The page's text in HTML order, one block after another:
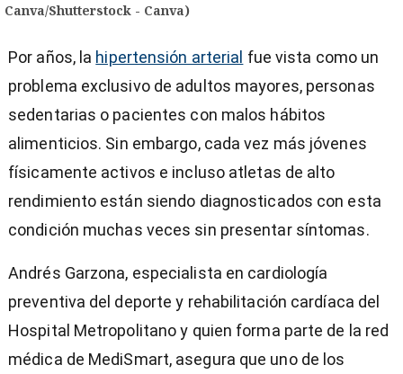
Canva/Shutterstock - Canva)
Por años, la hipertensión arterial fue vista como un
problema exclusivo de adultos mayores, personas
sedentarias o pacientes con malos hábitos
alimenticios. Sin embargo, cada vez más jóvenes
físicamente activos e incluso atletas de alto
rendimiento están siendo diagnosticados con esta
condición muchas veces sin presentar síntomas.
Andrés Garzona, especialista en cardiología
preventiva del deporte y rehabilitación cardíaca del
Hospital Metropolitano y quien forma parte de la red
médica de MediSmart, asegura que uno de los